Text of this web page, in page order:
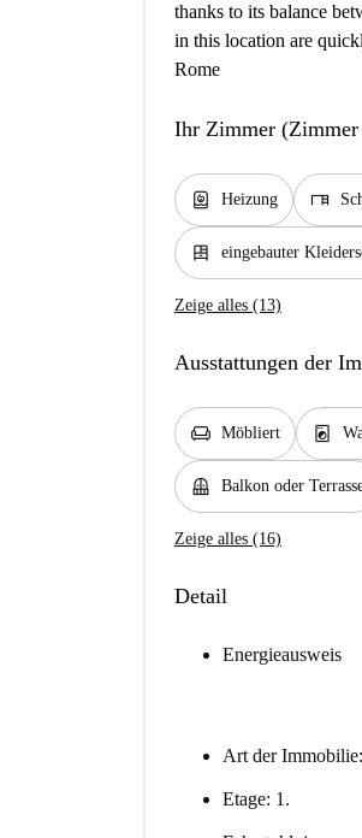
thanks to its balance
in this location are
Rome
Ihr Zimmer
water_heater Heizung desk
dresser eingebauter
Zeige alles (13)
Ausstattungen der
chair Möbliert local_laundry_service
balcony Balkon oder
Zeige alles (16)
Detail
Energieausweis
Art der
Etage: 1.